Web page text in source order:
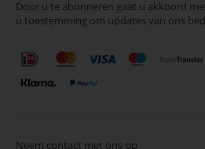
onze
nieuwsbrief
Door u te abonneren gaat u akkoord
u toestemming om updates van ons
Neem contact met ons op